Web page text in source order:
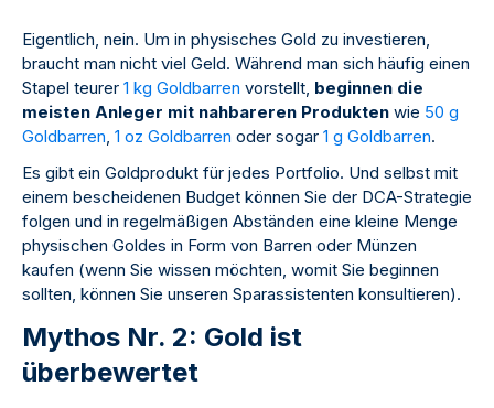
Eigentlich, nein. Um in physisches Gold zu investieren,
braucht man nicht viel Geld. Während man sich häufig einen
Stapel teurer 1 kg Goldbarren vorstellt, beginnen die
meisten Anleger mit nahbareren Produkten wie 50 g
Goldbarren 1 oz Goldbarren oder sogar 1 g Goldbarren.
Es gibt ein Goldprodukt für jedes Portfolio. Und selbst mit
einem bescheidenen Budget können Sie der DCA-Strategie
folgen und in regelmäßigen Abständen eine kleine Menge
physischen Goldes in Form von Barren oder Münzen
kaufen (wenn Sie wissen möchten, womit Sie beginnen
sollten, können Sie unseren Sparassistenten konsultieren).
Mythos Nr. 2: Gold ist
überbewertet